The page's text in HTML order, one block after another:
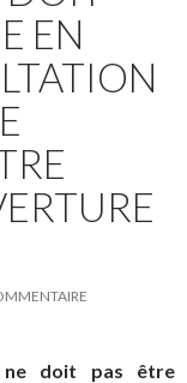
EN
ne doit pas être